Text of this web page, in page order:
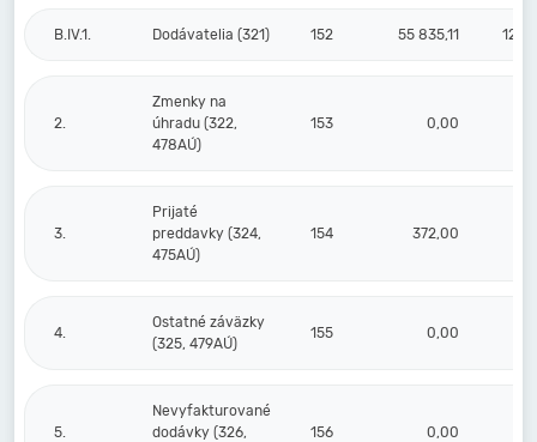
B.IV.1. Dodávatelia (321) 152 55 835,11 123
2.
Zmenky na
úhradu (322,
478AÚ)
153 0,00
3.
Prijaté
preddavky (324,
475AÚ)
154 372,00
4.
Ostatné záväzky
(325, 479AÚ)
155 0,00
5.
Nevyfakturované
dodávky (326,
156 0,00